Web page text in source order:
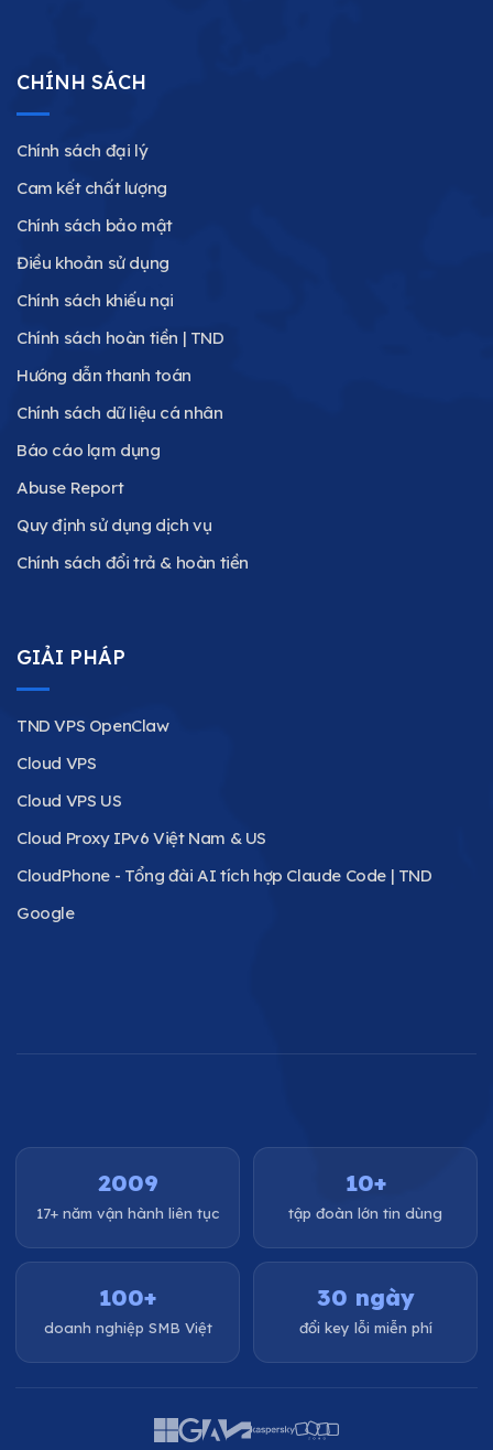
CHÍNH SÁCH
Chính sách đại lý
Cam kết chất lượng
Chính sách bảo mật
Điều khoản sử dụng
Chính sách khiếu nại
Chính sách hoàn tiền | TND
Hướng dẫn thanh toán
Chính sách dữ liệu cá nhân
Báo cáo lạm dụng
Abuse Report
Quy định sử dụng dịch vụ
Chính sách đổi trả & hoàn tiền
GIẢI PHÁP
TND VPS OpenClaw
Cloud VPS
Cloud VPS US
Cloud Proxy IPv6 Việt Nam & US
CloudPhone - Tổng đài AI tích hợp Claude Code | TND
Google
2009
17+ năm vận hành liên tục
10+
tập đoàn lớn tin dùng
100+
doanh nghiệp SMB Việt
30 ngày
đổi key lỗi miễn phí